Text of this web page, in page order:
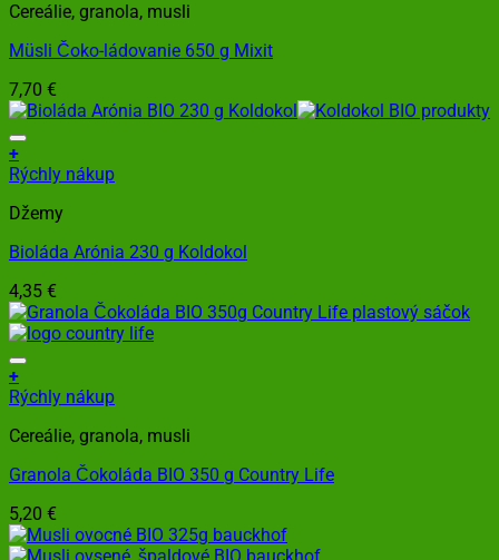
Cereálie, granola, musli
Müsli Čoko-ládovanie 650 g Mixit
7,70 €
+
Rýchly nákup
Džemy
Bioláda Arónia 230 g Koldokol
4,35 €
+
Rýchly nákup
Cereálie, granola, musli
Granola Čokoláda BIO 350 g Country Life
5,20 €